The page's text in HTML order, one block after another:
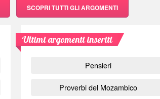
SCOPRITUTTI GLI ARGOMENTI
Ultimi argomenti inseriti
Pensieri
Proverbi del Mozambico